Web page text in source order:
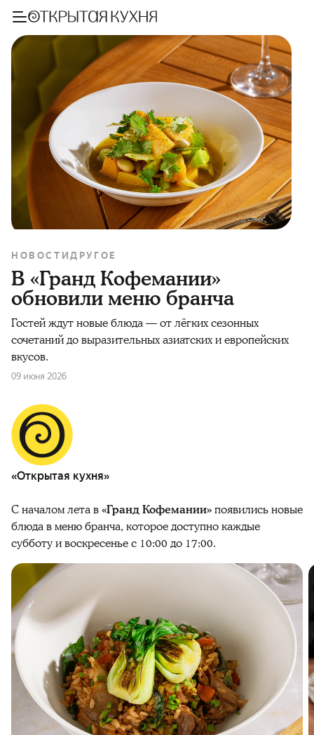
НОВОСТИДРУГОЕ
В «Гранд Кофемании»
обновили меню бранча
Гостей ждут новые блюда — от лёгких сезонных
сочетаний до выразительных азиатских и европейских
вкусов.
09 июня 2026
«Открытая кухня»
С началом лета в«Гранд Кофемании»появились новые
блюда в меню бранча, которое доступно каждые
субботу и воскресенье с 10:00 до 17:00.